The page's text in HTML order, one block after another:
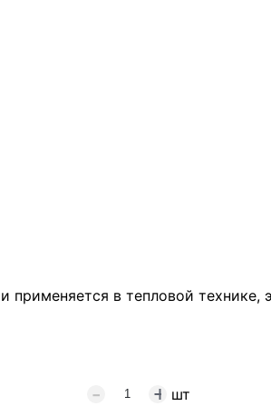
в тепловой технике,
шт